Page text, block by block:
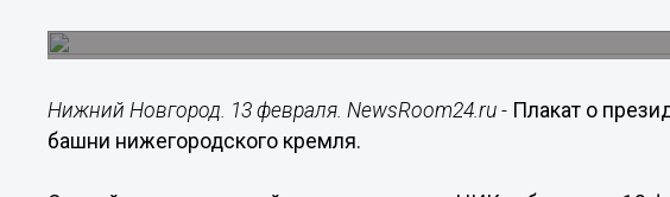
Нижний Новгород. 13 февраля. NewsRoom24.ru - Плакат о
башни нижегородского кремля.